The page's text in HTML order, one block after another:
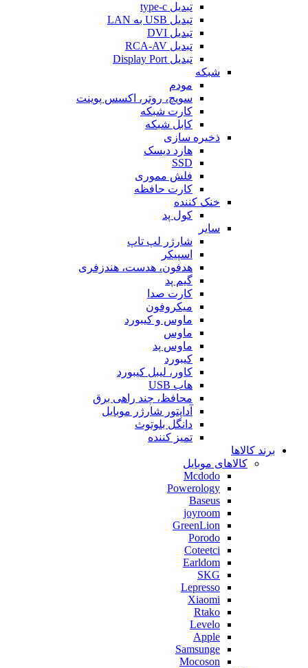
تبدیل type-c
تبدیل USB به LAN
تبدیل DVI
تبدیل RCA-AV
تبدیل Display Port
شبکه
مودم
سویچ، روتر، اکسس پوینت
کارت شبکه
کابل شبکه
ذخیره سازی
هارد دیسک
SSD
فلش مموری
کارت حافظه
خنک کننده
کول پد
سایر
شارژر لپ تاپ
اسپیکر
هدفون، هدست، هندزفری
گیم پد
کارت صدا
میکروفون
ماوس و کیبورد
ماوس
ماوس پد
کیبورد
کاور، لیبل کیبورد
هاب USB
محافظ، چند راهی برق
آداپتور شارژر موبایل
دانگل بلوتوث
تمیز کننده
برند کالاها
کالاهای موبایل
Mcdodo
Powerology
Baseus
joyroom
GreenLion
Porodo
Coteetci
Earldom
SKG
Lepresso
Xiaomi
Rtako
Levelo
Apple
Samsunge
Mocoson